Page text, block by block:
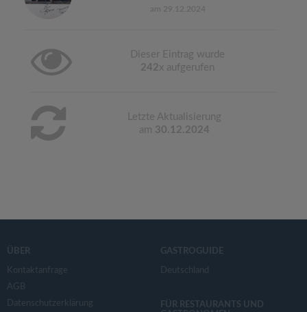
am 29.12.2024
Dieser Eintrag wurde
242x aufgerufen
Letzte Aktualisierung
am 30.12.2024
ÜBER
Kontaktanfrage
AGB
Datenschutzerklärung
GASTROGUIDE
Deutschland
FÜR RESTAURANTS UND